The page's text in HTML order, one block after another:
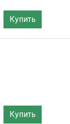
Купить
Купить